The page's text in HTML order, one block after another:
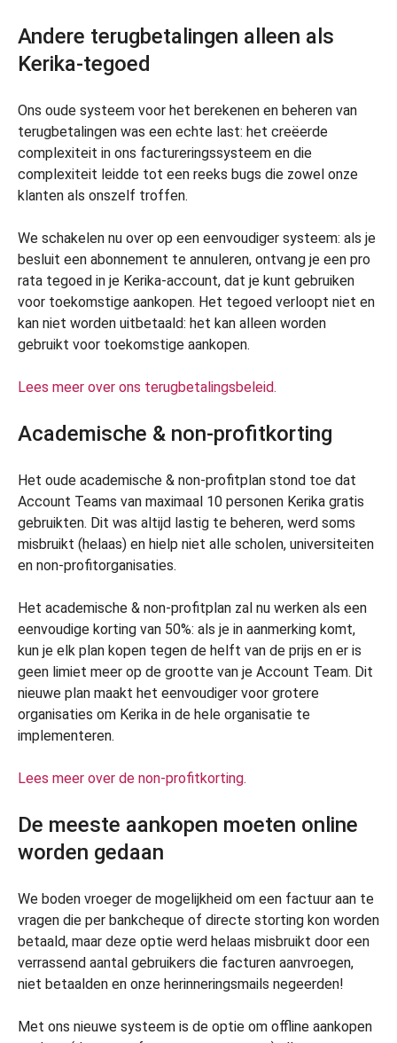
Andere terugbetalingen alleen als
Kerika-tegoed
Ons oude systeem voor het berekenen en beheren van
terugbetalingen was een echte last: het creëerde
complexiteit in ons factureringssysteem en die
complexiteit leidde tot een reeks bugs die zowel onze
klanten als onszelf troffen.
We schakelen nu over op een eenvoudiger systeem: als je
besluit een abonnement te annuleren, ontvang je een pro
rata tegoed in je Kerika-account, dat je kunt gebruiken
voor toekomstige aankopen. Het tegoed verloopt niet en
kan niet worden uitbetaald: het kan alleen worden
gebruikt voor toekomstige aankopen.
Lees meer over ons terugbetalingsbeleid.
Academische & non-profitkorting
Het oude academische & non-profitplan stond toe dat
Account Teams van maximaal 10 personen Kerika gratis
gebruikten. Dit was altijd lastig te beheren, werd soms
misbruikt (helaas) en hielp niet alle scholen, universiteiten
en non-profitorganisaties.
Het academische & non-profitplan zal nu werken als een
eenvoudige korting van 50%: als je in aanmerking komt,
kun je elk plan kopen tegen de helft van de prijs en er is
geen limiet meer op de grootte van je Account Team. Dit
nieuwe plan maakt het eenvoudiger voor grotere
organisaties om Kerika in de hele organisatie te
implementeren.
Lees meer over de non-profitkorting.
De meeste aankopen moeten online
worden gedaan
We boden vroeger de mogelijkheid om een factuur aan te
vragen die per bankcheque of directe storting kon worden
betaald, maar deze optie werd helaas misbruikt door een
verrassend aantal gebruikers die facturen aanvroegen,
niet betaalden en onze herinneringsmails negeerden!
Met ons nieuwe systeem is de optie om offline aankopen